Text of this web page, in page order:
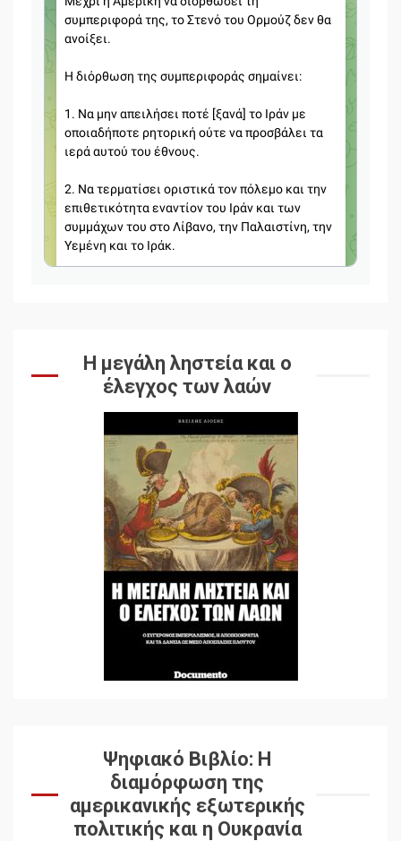
Η μεγάλη ληστεία και ο
έλεγχος των λαών
Ψηφιακό Βιβλίο: Η
διαμόρφωση της
αμερικανικής εξωτερικής
πολιτικής και η Ουκρανία